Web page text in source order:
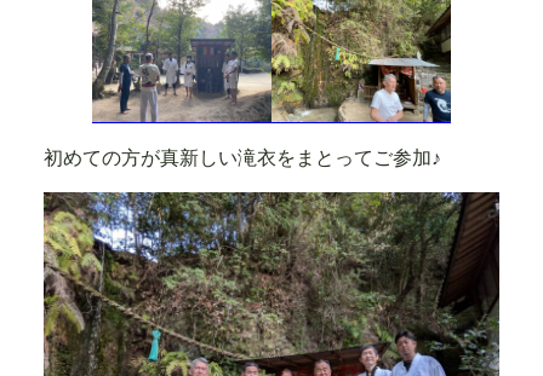
初めての方が真新しい滝衣をまとってご参加♪